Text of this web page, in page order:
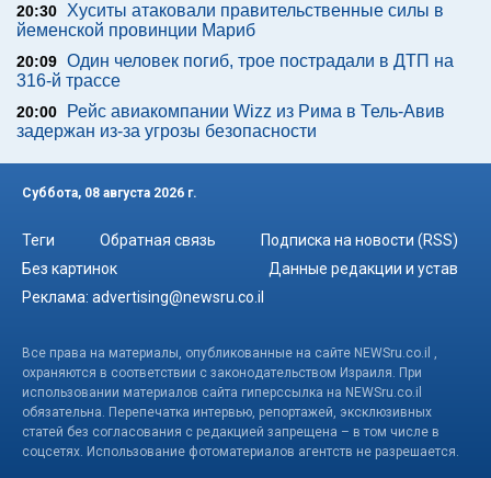
20:30 Хуситы атаковали правительственные силы в
йеменской провинции Мариб
20:09 Один человек погиб, трое пострадали в ДТП на
316-й трассе
20:00
Рейс авиакомпании Wizz из Рима в Тель-Авив
задержан из-за угрозы безопасности
Суббота, 08 августа 2026 г.
Теги Обратная связь
Подписка на новости (RSS)
Без картинок
Данные редакции и устав
Реклама: advertising@newsru.co.il
Все права на материалы, опубликованные на сайте NEWSru.co.il ,
охраняются в соответствии с законодательством Израиля. При
использовании материалов сайта гиперссылка на NEWSru.co.il
обязательна. Перепечатка интервью, репортажей, эксклюзивных
статей без согласования с редакцией запрещена – в том числе в
соцсетях. Использование фотоматериалов агентств не разрешается.